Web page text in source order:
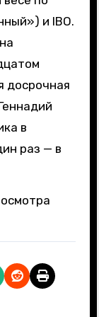
и IBO.
досрочная
в
раз — в